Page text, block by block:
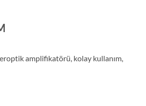
amplifikatörü, kolay kullanım,